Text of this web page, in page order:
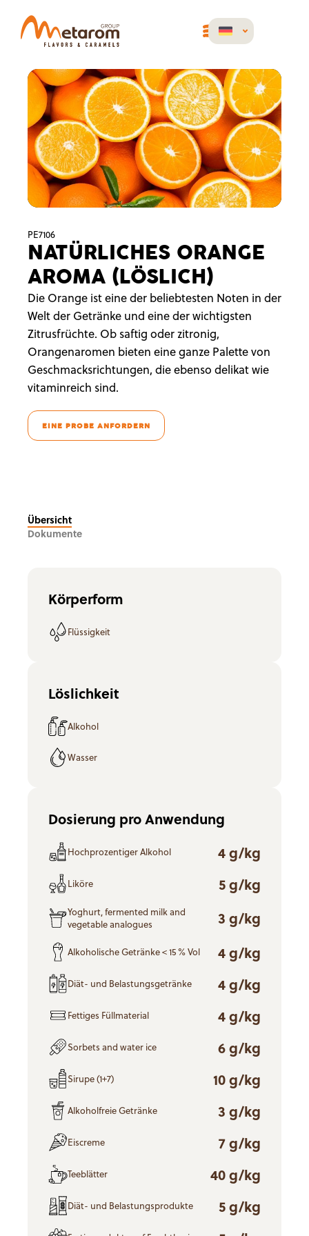
PE7106
NATÜRLICHES ORANGE
AROMA (LÖSLICH)
Die Orange ist eine der beliebtesten Noten in der
Welt der Getränke und eine der wichtigsten
Zitrusfrüchte. Ob saftig oder zitronig,
Orangenaromen bieten eine ganze Palette von
Geschmacksrichtungen, die ebenso delikat wie
vitaminreich sind.
EINE PROBE ANFORDERN
Übersicht
Dokumente
Körperform
Flüssigkeit
Löslichkeit
Alkohol
Wasser
Dosierung pro Anwendung
Hochprozentiger Alkohol 4 g/kg
Liköre 5 g/kg
Yoghurt, fermented milk and
vegetable analogues
3 g/kg
Alkoholische Getränke < 15 % Vol 4 g/kg
Diät- und Belastungsgetränke 4 g/kg
Fettiges Füllmaterial 4 g/kg
Sorbets and water ice 6 g/kg
Sirupe (1+7) 10 g/kg
Alkoholfreie Getränke 3 g/kg
Eiscreme 7 g/kg
Teeblätter 40 g/kg
Diät- und Belastungsprodukte 5 g/kg